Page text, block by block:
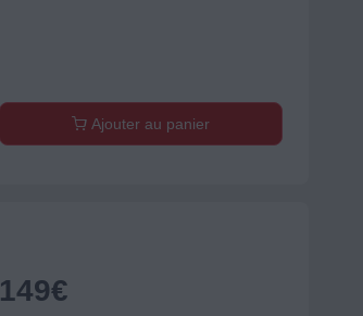
Ajouter au panier
149€